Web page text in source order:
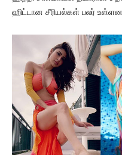
ஹிட்டான சீரியல்கள் பலர்